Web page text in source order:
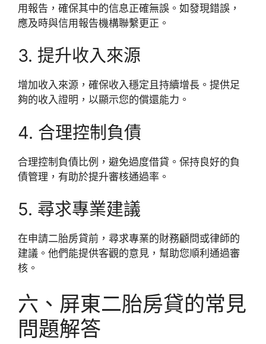
用報告，確保其中的信息正確無誤。如發現錯誤，
應及時與信用報告機構聯繫更正。
3. 提升收入來源
增加收入來源，確保收入穩定且持續增長。提供足
夠的收入證明，以顯示您的償還能力。
4. 合理控制負債
合理控制負債比例，避免過度借貸。保持良好的負
債管理，有助於提升審核通過率。
5. 尋求專業建議
在申請二胎房貸前，尋求專業的財務顧問或律師的
建議。他們能提供客觀的意見，幫助您順利通過審
核。
六、屏東二胎房貸的常見
問題解答